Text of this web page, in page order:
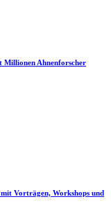
Millionen Ahnenforscher
Vorträgen, Workshops und